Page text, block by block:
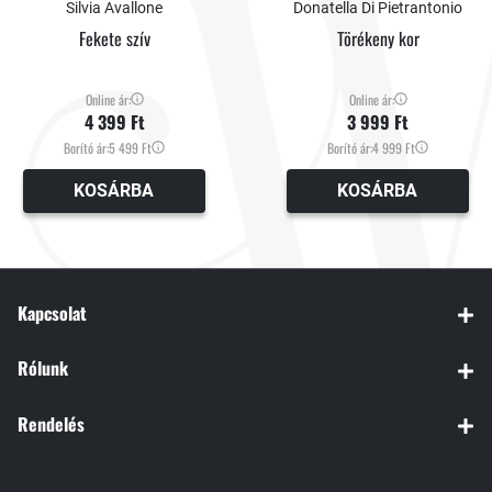
Silvia Avallone
Fekete szív
Online ár:
4 399 Ft
Borító ár:5 499 Ft
KOSÁRBA
Donatella Di Pietrantonio
Törékeny kor
Online ár:
3 999 Ft
Borító ár:4 999 Ft
KOSÁRBA
Kapcsolat
Rólunk
Rendelés